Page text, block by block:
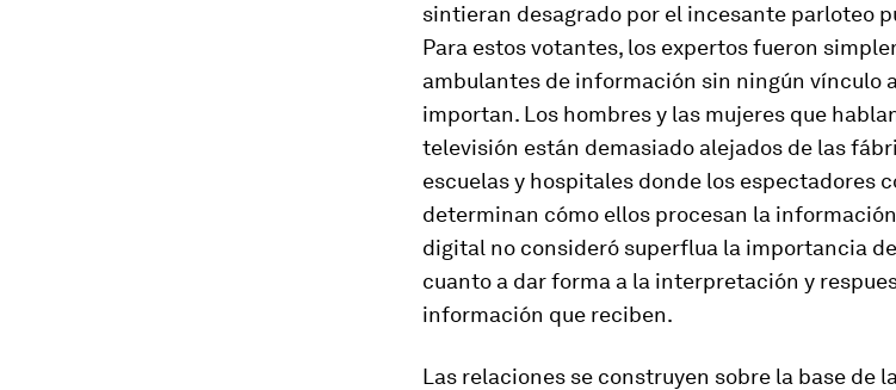
sintieran desagrado por el incesante parloteo
Para estos votantes, los expertos fueron
ambulantes de información sin ningún vínculo
importan. Los hombres y las mujeres que
televisión están demasiado alejados de las
escuelas y hospitales donde los espectadores
determinan cómo ellos procesan la
digital no consideró superflua la importancia
cuanto a dar forma a la interpretación y
información que reciben.
Las relaciones se construyen sobre la base de